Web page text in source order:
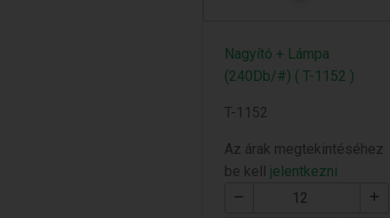
Nagyító + Lámpa
(240Db/#) ( T-1152 )
T-1152
Az árak megtekintéséhez
be kell jelentkezni